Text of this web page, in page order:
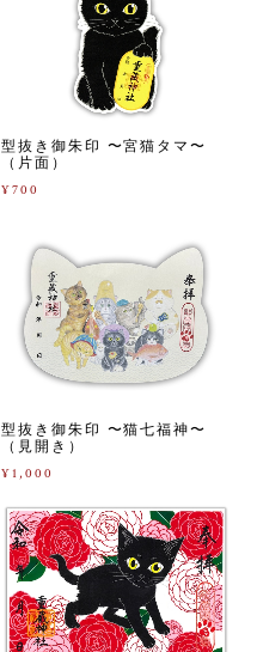
型抜き御朱印 〜宮猫タマ〜
（片面）
¥700
型抜き御朱印 〜猫七福神〜
（見開き）
¥1,000